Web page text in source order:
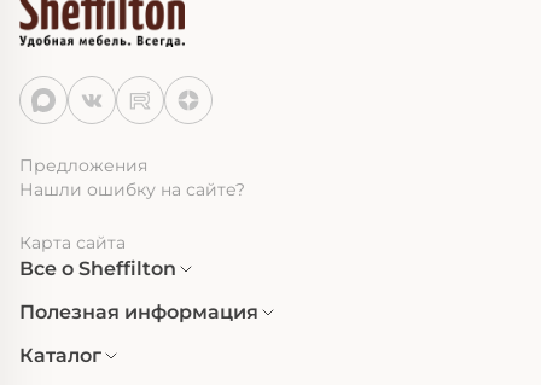
Предложения
Нашли ошибку на сайте?
Карта сайта
Все о Sheffilton
Полезная информация
Каталог